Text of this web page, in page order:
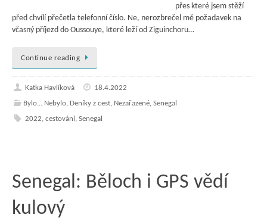
přes které jsem stěží
před chvílí přečetla telefonní číslo. Ne, nerozbrečel mě požadavek na
včasný příjezd do Oussouye, které leží od Ziguinchoru…
Continue reading
Katka Havlíková
18.4.2022
Bylo... Nebylo, Deníky z cest, Nezařazené, Senegal
2022, cestování, Senegal
Senegal: Běloch i GPS vědí
kulový